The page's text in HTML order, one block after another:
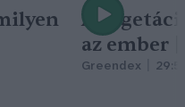
A
az ember
Greendex